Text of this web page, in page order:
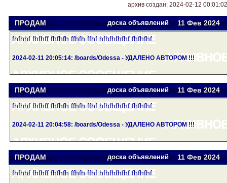
архив создан: 2024-02-12 00:01:02
ПРОДАМ wrungel доска объявлений 11 Фев2024
fhfhhf fhfhff fhfhfh ffhfh ffhf hfhfhfhfhf fhfhfhf
2024-02-11 20:05:14: /boards/Odessa - УДАЛЕНО АВТОРОМ !!!
ПРОДАМ wrungel доска объявлений 11 Фев2024
fhfhhf fhfhff fhfhfh ffhfh ffhf hfhfhfhfhf fhfhfhf
2024-02-11 20:04:58: /boards/Odessa - УДАЛЕНО АВТОРОМ !!!
ПРОДАМ wrungel доска объявлений 11 Фев2024
fhfhhf fhfhff fhfhfh ffhfh ffhf hfhfhfhfhf fhfhfhf